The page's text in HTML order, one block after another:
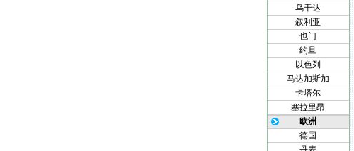
乌干达
叙利亚
也门
约旦
以色列
马达加斯加
卡塔尔
塞拉里昂
欧洲
德国